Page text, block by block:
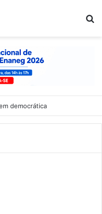
democrática